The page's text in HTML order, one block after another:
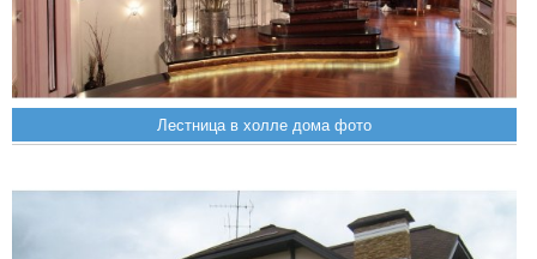
Лестница в холле дома фото